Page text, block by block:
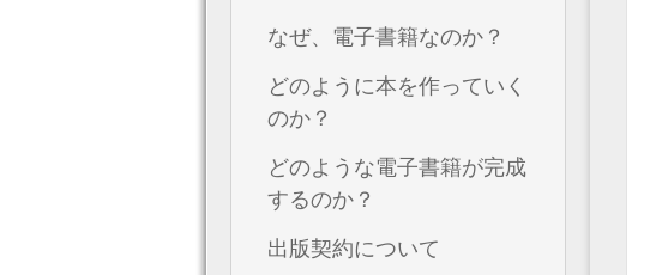
なぜ、電子書籍なのか？
どのように本を作っていく
のか？
どのような電子書籍が完成
するのか？
出版契約について